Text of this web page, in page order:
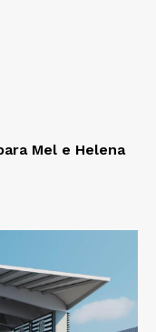
Mel e Helena